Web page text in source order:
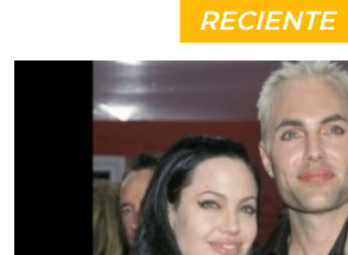
RECIENTE